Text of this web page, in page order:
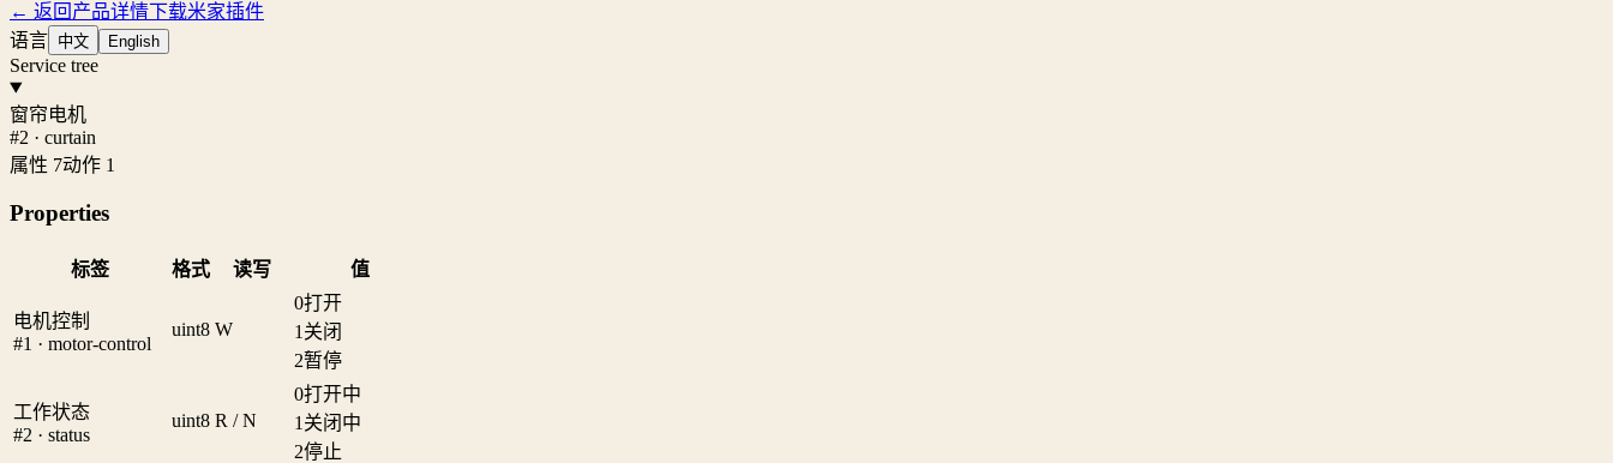
← 返回产品详情下载米家插件
语言 中文 English
Service tree
窗帘电机
#2 · curtain
属性 7动作 1
Properties
标签 格式 读写 值
电机控制
#1 · motor-control
uint8 W
0打开
1 关闭
2暂停
工作状态
#2 · status
uint8 R / N
0打开中
1 关闭中
2停止